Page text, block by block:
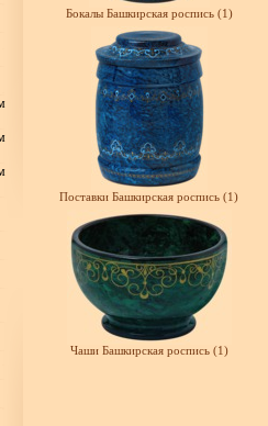
Бокалы Башкирская роспись (1)
Поставки Башкирская роспись (1)
Чаши Башкирская роспись (1)